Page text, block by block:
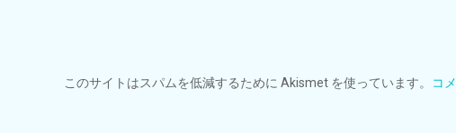
このサイトはスパムを低減するために Akismet を使っています。 コ